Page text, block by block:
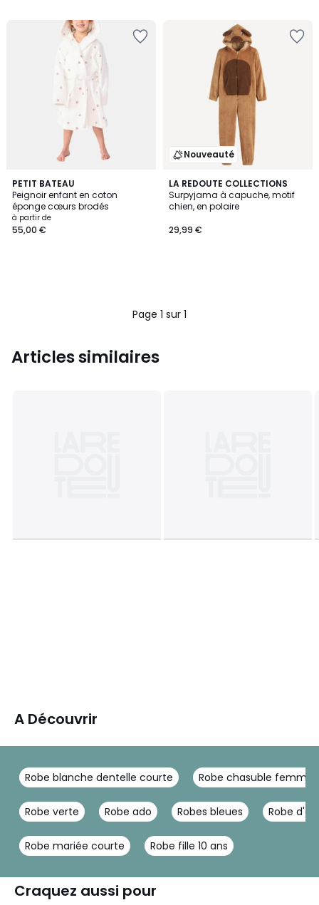
PETIT BATEAU
Peignoir enfant en coton
éponge cœurs brodés
à partir de
55,00 €
Nouveauté
LA REDOUTE COLLECTIONS
Surpyjama à capuche, motif
chien, en polaire
29,99 €
Page 1 sur 1
Articles similaires
A Découvrir
Robe blanche dentelle courte Robe chasuble femme
Robe verte Robe ado Robes bleues Robe
Robe mariée courte Robe fille 10 ans
Craquez aussi pour